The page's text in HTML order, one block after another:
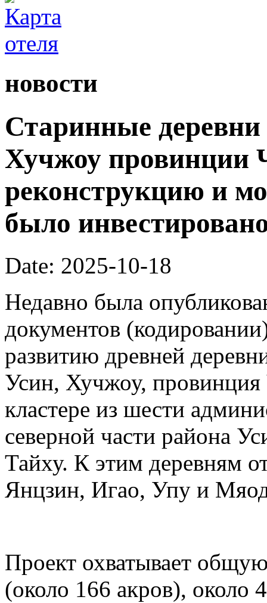
новости
Старинные деревни
Хучжоу провинции
реконструкцию и
было
Date: 2025-10-18
Недавно была
документов
развитию древней
Усин, Хучжоу,
кластере из шести
северной части района
Тайху. К этим деревням
Янцзин, Игао, Упу и
Проект охватывает
(около 166 акров), около